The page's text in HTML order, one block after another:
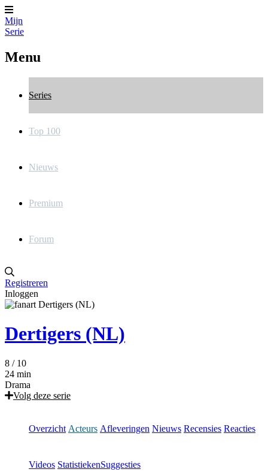
Mijn
Serie
Menu
Series
Top 100
Nieuws
Premium
Forum
Registreren
Inloggen
Dertigers (NL)
8 / 10
24 min
Drama
Volg deze serie
Overzicht Acteurs Afleveringen Nieuws Recensies Reacties
Videos StatistiekenSuggesties